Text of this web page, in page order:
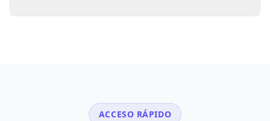
ACCESO RÁPIDO